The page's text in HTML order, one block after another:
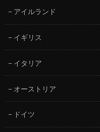
アイルランド
イギリス
イタリア
オーストリア
ドイツ